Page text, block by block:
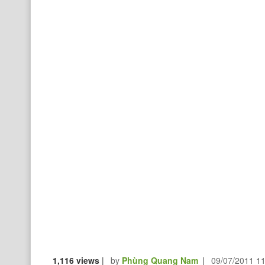
1,116 views | by Phùng Quang Nam | 09/07/2011